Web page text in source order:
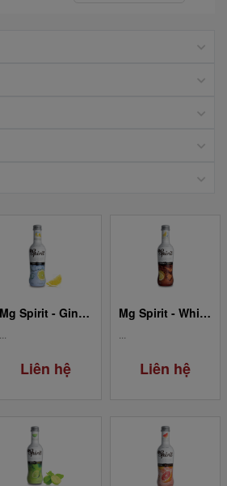
Mg Spirit - Gin Tonic
Liên hệ
Mg Spirit - Whisky Cola
Liên hệ